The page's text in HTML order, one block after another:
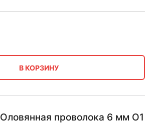
В КОРЗИНУ
Оловянная проволока 6 мм О1